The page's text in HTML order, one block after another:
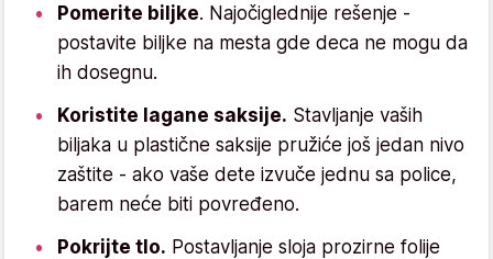
Pomerite biljke. Najočiglednije rešenje -
postavite biljke na mesta gde deca ne mogu da
ih dosegnu.
Koristite lagane saksije. Stavljanje vaših
biljaka u plastične saksije pružiće još jedan nivo
zaštite - ako vaše dete izvuče jednu sa police,
barem neće biti povređeno.
Pokrijte tlo. Postavljanje sloja prozirne folije